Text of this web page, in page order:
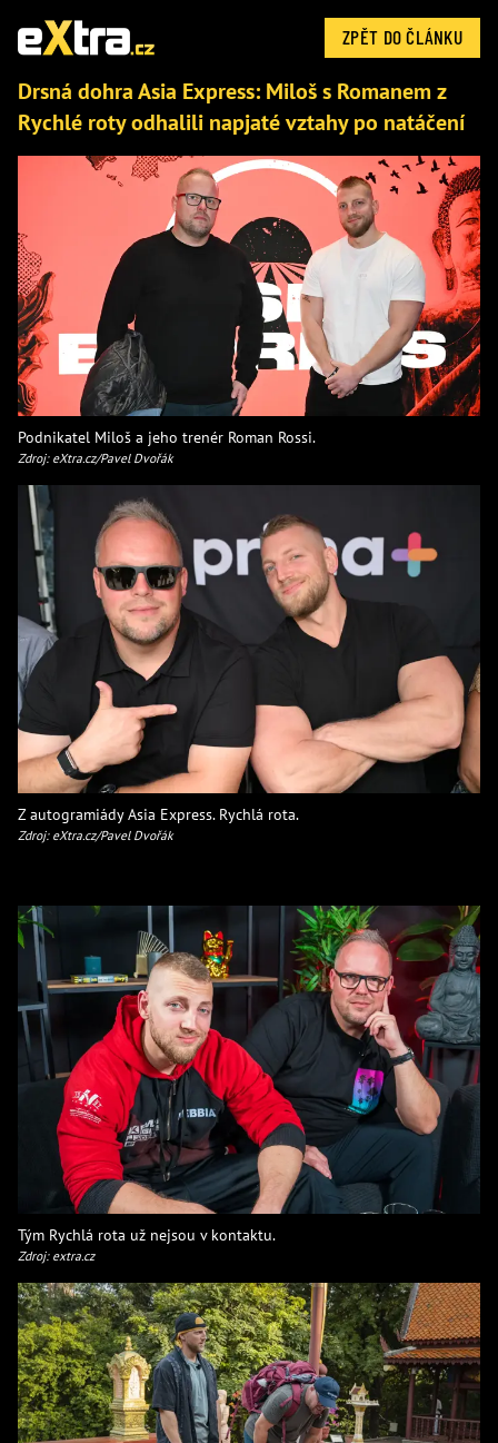
ZPĚT DO ČLÁNKU
Drsná dohra Asia Express: Miloš s Romanem z
Rychlé roty odhalili napjaté vztahy po natáčení
Podnikatel Miloš a jeho trenér Roman Rossi.
Zdroj: eXtra.cz/Pavel Dvořák
Z autogramiády Asia Express. Rychlá rota.
Zdroj: eXtra.cz/Pavel Dvořák
Tým Rychlá rota už nejsou v kontaktu.
Zdroj: extra.cz